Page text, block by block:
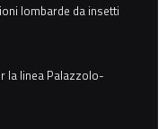
lombarde da insetti
la linea Palazzolo-